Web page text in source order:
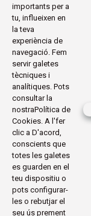
CONTACTE
C/Antoni Maria
exode@exode.es
934 561 885
Horari:
Dilluns a
09.30-14.00 |
Demana cita ara!
importants per a
tu, influeixen en
la teva
experiència de
navegació. Fem
servir galetes
tècniques i
analítiques. Pots
consultar la
nostraPolítica de
Cookies. A l'fer
clic a D'acord,
conscients que
totes les galetes
es guarden en el
teu dispositiu o
pots configurar-
les o rebutjar el
seu ús prement